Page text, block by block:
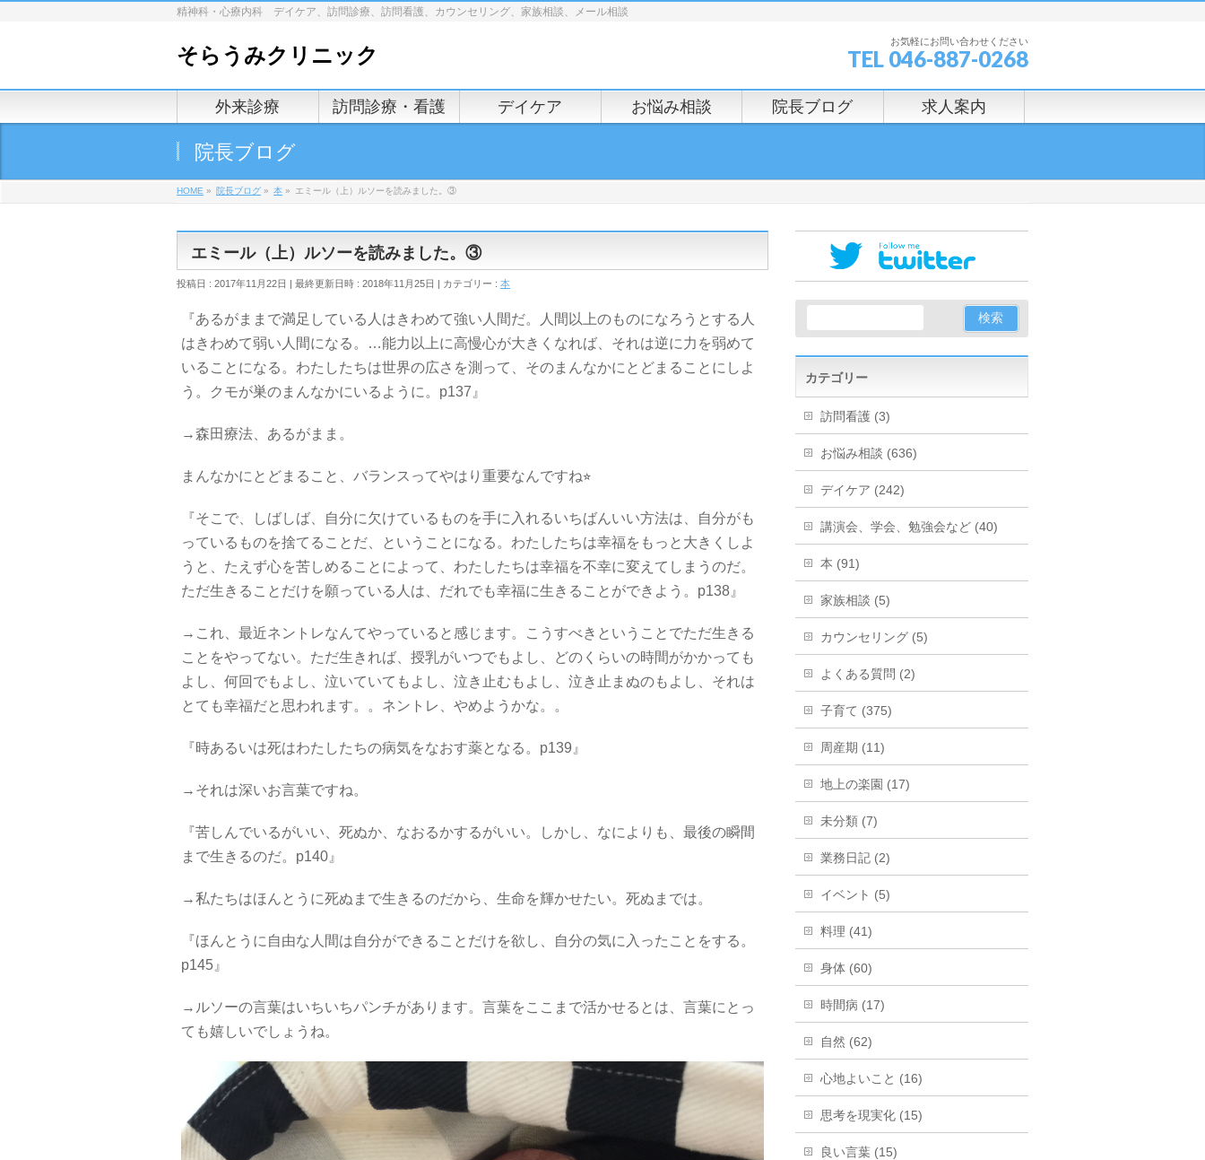
精神科・心療内科 デイケア、訪問診療、訪問看護、カウンセリング、家族相談、メール相談
そらうみクリニック
お気軽にお問い合わせください
TEL 046-887-0268
外来診療 訪問診療・看護 デイケア お悩み相談 院長ブログ 求人案内
院長ブログ
HOME » 院長ブログ » 本 » エミール（上）ルソーを読みました。③
エミール（上）ルソーを読みました。③
投稿日 : 2017年11月22日 最終更新日時 : 2018年11月25日 カテゴリー : 本
『あるがままで満足している人はきわめて強い人間だ。人間以上のものになろうとする人
はきわめて弱い人間になる。…能力以上に高慢心が大きくなれば、それは逆に力を弱めて
いることになる。わたしたちは世界の広さを測って、そのまんなかにとどまることにしよ
う。クモが巣のまんなかにいるように。p137』
→森田療法、あるがまま。
まんなかにとどまること、バランスってやはり重要なんですね⭐︎
『そこで、しばしば、自分に欠けているものを手に入れるいちばんいい方法は、自分がも
っているものを捨てることだ、ということになる。わたしたちは幸福をもっと大きくしよ
うと、たえず心を苦しめることによって、わたしたちは幸福を不幸に変えてしまうのだ。
ただ生きることだけを願っている人は、だれでも幸福に生きることができよう。p138』
→これ、最近ネントレなんてやっていると感じます。こうすべきということでただ生きる
ことをやってない。ただ生きれば、授乳がいつでもよし、どのくらいの時間がかかっても
よし、何回でもよし、泣いていてもよし、泣き止むもよし、泣き止まぬのもよし、それは
とても幸福だと思われます。。ネントレ、やめようかな。。
『時あるいは死はわたしたちの病気をなおす薬となる。p139』
→それは深いお言葉ですね。
『苦しんでいるがいい、死ぬか、なおるかするがいい。しかし、なによりも、最後の瞬間
まで生きるのだ。p140』
→私たちはほんとうに死ぬまで生きるのだから、生命を輝かせたい。死ぬまでは。
『ほんとうに自由な人間は自分ができることだけを欲し、自分の気に入ったことをする。
p145』
→ルソーの言葉はいちいちパンチがあります。言葉をここまで活かせるとは、言葉にとっ
ても嬉しいでしょうね。
カテゴリー
訪問看護 (3)
お悩み相談 (636)
デイケア (242)
講演会、学会、勉強会など (40)
本 (91)
家族相談 (5)
カウンセリング (5)
よくある質問 (2)
子育て (375)
周産期 (11)
地上の楽園 (17)
未分類 (7)
業務日記 (2)
イベント (5)
料理 (41)
身体 (60)
時間病 (17)
自然 (62)
心地よいこと (16)
思考を現実化 (15)
良い言葉 (15)